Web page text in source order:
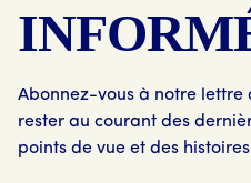
Abonnez-vous à notre
rester au courant des
points de vue et des